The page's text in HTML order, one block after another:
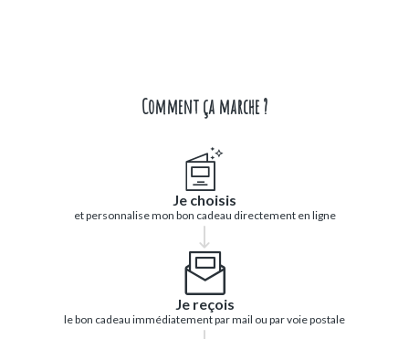
Comment ça marche ?
Je choisis
et personnalise mon bon cadeau directement en ligne
Je reçois
le bon cadeau immédiatement par mail ou par voie postale